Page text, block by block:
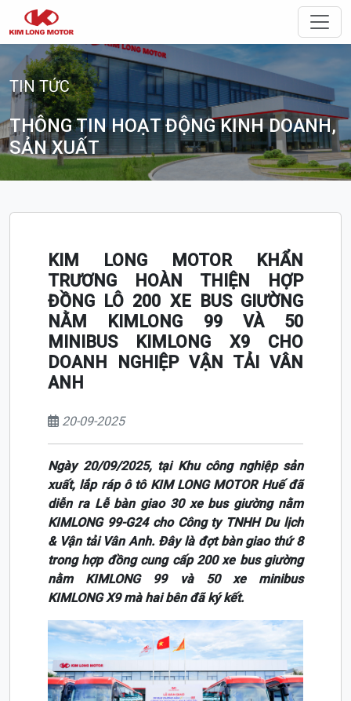
Điều
TIN TỨC
THÔNG TIN HOẠT ĐỘNG KINH DOANH,
SẢN XUẤT
KIM LONG MOTOR KHẨN
TRƯƠNG HOÀN THIỆN HỢP
ĐỒNG LÔ 200 XE BUS GIƯỜNG
NẰM KIMLONG 99 VÀ 50
MINIBUS KIMLONG X9 CHO
DOANH NGHIỆP VẬN TẢI VÂN
ANH
20-09-2025
Ngày 20/09/2025, tại Khu công nghiệp sản
xuất, lắp ráp ô tô KIM LONG MOTOR Huế đã
diễn ra Lễ bàn giao 30 xe bus giường nằm
KIMLONG 99-G24 cho Công ty TNHH Du lịch
& Vận tải Vân Anh. Đây là đợt bàn giao thứ 8
trong hợp đồng cung cấp 200 xe bus giường
nằm KIMLONG 99 và 50 xe minibus
KIMLONG X9 mà hai bên đã ký kết.